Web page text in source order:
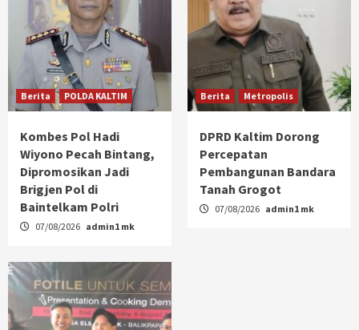
Berita POLDA KALTIM
Kombes Pol Hadi
Wiyono Pecah Bintang,
Dipromosikan Jadi
Brigjen Pol di
Baintelkam Polri
07/08/2026 admin1 mk
Berita Metropolis
DPRD Kaltim Dorong
Percepatan
Pembangunan Bandara
Tanah Grogot
07/08/2026 admin1 mk